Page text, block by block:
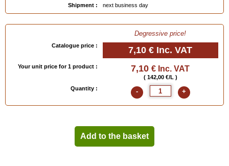
Shipment :
next business day
Degressive price!
Catalogue price : 7,10 € Inc. VAT
Your unit price for 1 product : 7,10 € Inc. VAT
( 142,00 €/L )
Quantity :
- +
Add to the basket